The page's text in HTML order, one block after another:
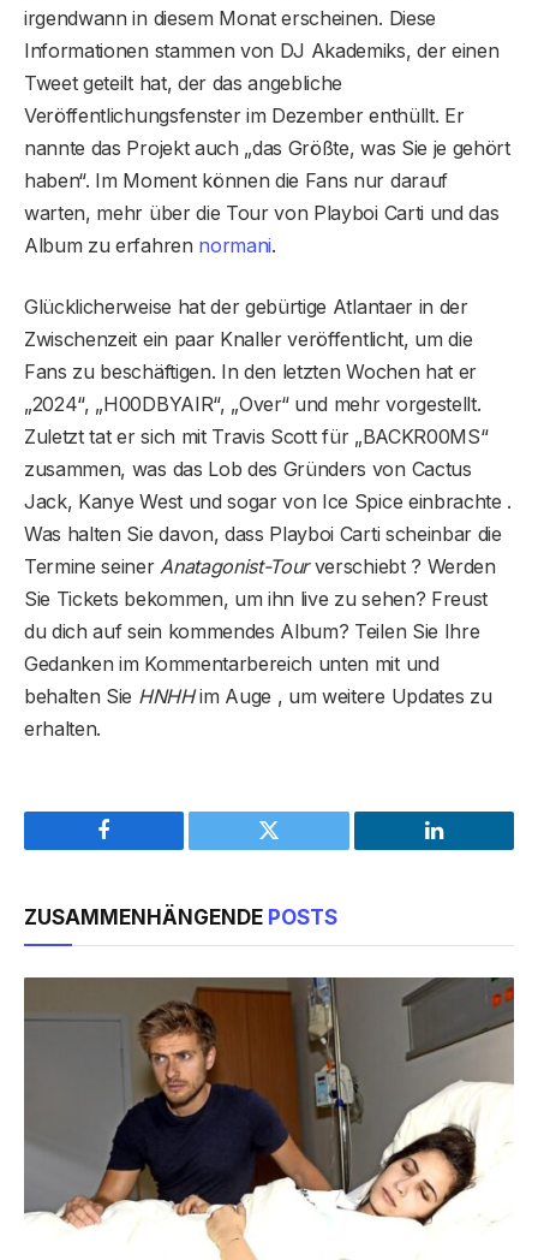
irgendwann in diesem Monat erscheinen. Diese
Informationen stammen von DJ Akademiks, der einen
Tweet geteilt hat, der das angebliche
Veröffentlichungsfenster im Dezember enthüllt. Er
nannte das Projekt auch „das Größte, was Sie je gehört
haben“. Im Moment können die Fans nur darauf
warten, mehr über die Tour von Playboi Carti und das
Album zu erfahren normani.
Glücklicherweise hat der gebürtige Atlantaer in der
Zwischenzeit ein paar Knaller veröffentlicht, um die
Fans zu beschäftigen. In den letzten Wochen hat er
„2024“, „H00DBYAIR“, „Over“ und mehr vorgestellt.
Zuletzt tat er sich mit Travis Scott für „BACKR00MS“
zusammen, was das Lob des Gründers von Cactus
Jack, Kanye West und sogar von Ice Spice einbrachte .
Was halten Sie davon, dass Playboi Carti scheinbar die
Termine seinerAnatagonist-Tourverschiebt ? Werden
Sie Tickets bekommen, um ihn live zu sehen? Freust
du dich auf sein kommendes Album? Teilen Sie Ihre
Gedanken im Kommentarbereich unten mit und
behalten Sie HNHHim Auge , um weitere Updates zu
erhalten.
Facebook Twitter LinkedIn
ZUSAMMENHÄNGENDE POSTS